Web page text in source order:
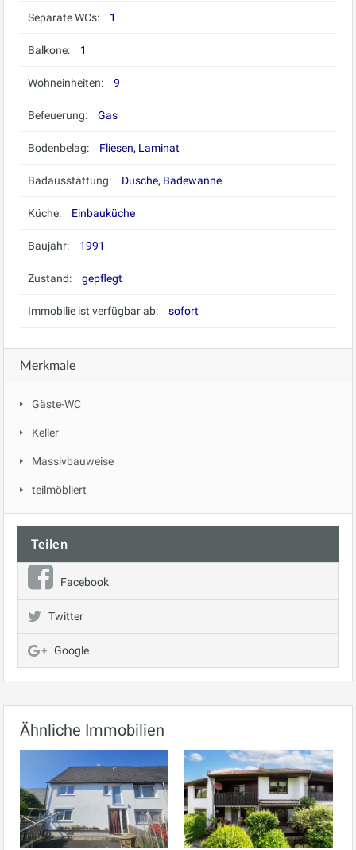
Separate WCs: 1
Balkone: 1
Wohneinheiten: 9
Befeuerung: Gas
Bodenbelag: Fliesen, Laminat
Badausstattung: Dusche, Badewanne
Küche: Einbauküche
Baujahr: 1991
Zustand: gepflegt
Immobilie ist verfügbar ab: sofort
Merkmale
Gäste-WC
Keller
Massivbauweise
teilmöbliert
Teilen
Facebook
Twitter
Google
Ähnliche Immobilien